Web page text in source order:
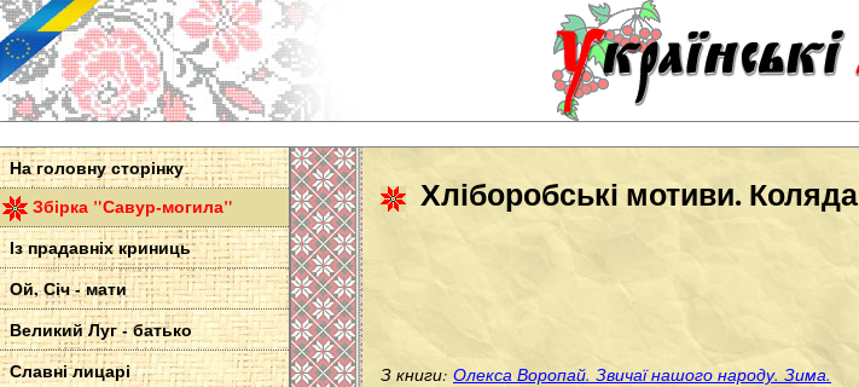
На головну сторінку
Збірка "Савур-могила"
Із прадавніх криниць
Ой, Січ - мати
Великий Луг - батько
Славні лицарі
Хліборобські мотиви. Коляда
З книги: Олекса Воропай. Звичаї нашого народу. Зима.